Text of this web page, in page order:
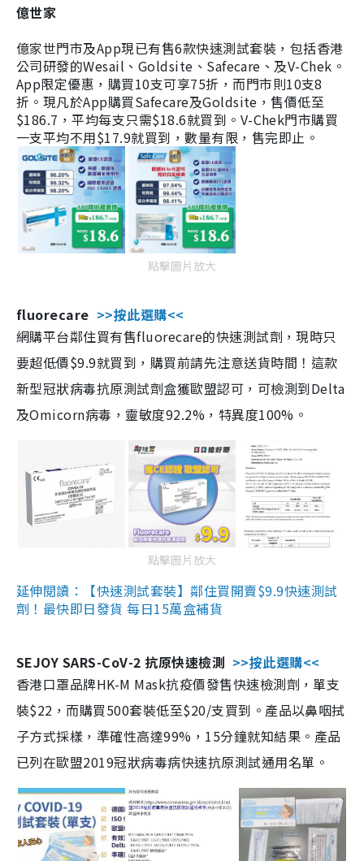
億世家
億家世門市及App現已有售6款快速測試套裝，包括香港
公司研發的Wesail、Goldsite、Safecare、及V-Chek。
App限定優惠，購買10支可享75折，而門市則10支8
折。現凡於App購買Safecare及Goldsite，售價低至
$186.7，平均每支只需$18.6就買到。V-Chek門市購買
一支平均不用$17.9就買到，數量有限，售完即止。
點擊圖片放大
fluorecare >>按此選購<<
網購平台鄰住買有售fluorecare的快速測試劑，現時只
要超低價$9.9就買到，購買前請先注意送貨時間！這款
新型冠狀病毒抗原測試劑盒獲歐盟認可，可檢測到Delta
及Omicorn病毒，靈敏度92.2%，特異度100%。
點擊圖片放大
延伸閱讀：【快速測試套裝】鄰住買開賣$9.9快速測試
劑！最快即日發貨 每日15萬盒補貨
SEJOY SARS-CoV-2 抗原快速檢測 >>按此選購<<
香港口罩品牌HK-M Mask抗疫價發售快速檢測劑，單支
裝$22，而購買500套裝低至$20/支買到。產品以鼻咽拭
子方式採樣，準確性高達99%，15分鐘就知結果。產品
已列在歐盟2019冠狀病毒病快速抗原測試通用名單。